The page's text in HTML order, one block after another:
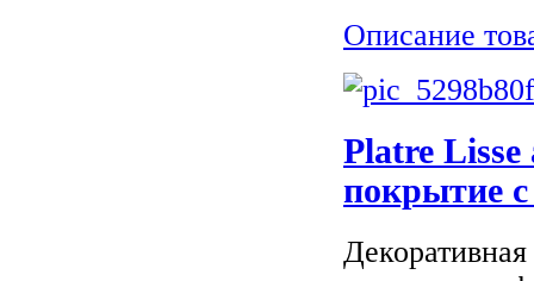
Описание
Platre Lisse
покрытие